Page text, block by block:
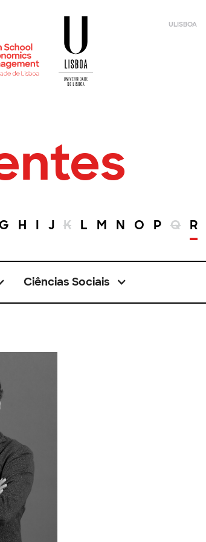
ULISBOA
G H I J K L M N O P Q R
Ciências Sociais